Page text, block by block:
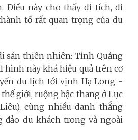
Điều này cho thấy di tích, di
tố rất quan trọng của du
sản thiên nhiên: Tỉnh Quảng
này khá hiệu quả trên cơ
du lịch tới vịnh Hạ Long -
giới, ruộng bậc thang ở Lục
cùng nhiều danh thắng
đảo du khách trong và ngoài